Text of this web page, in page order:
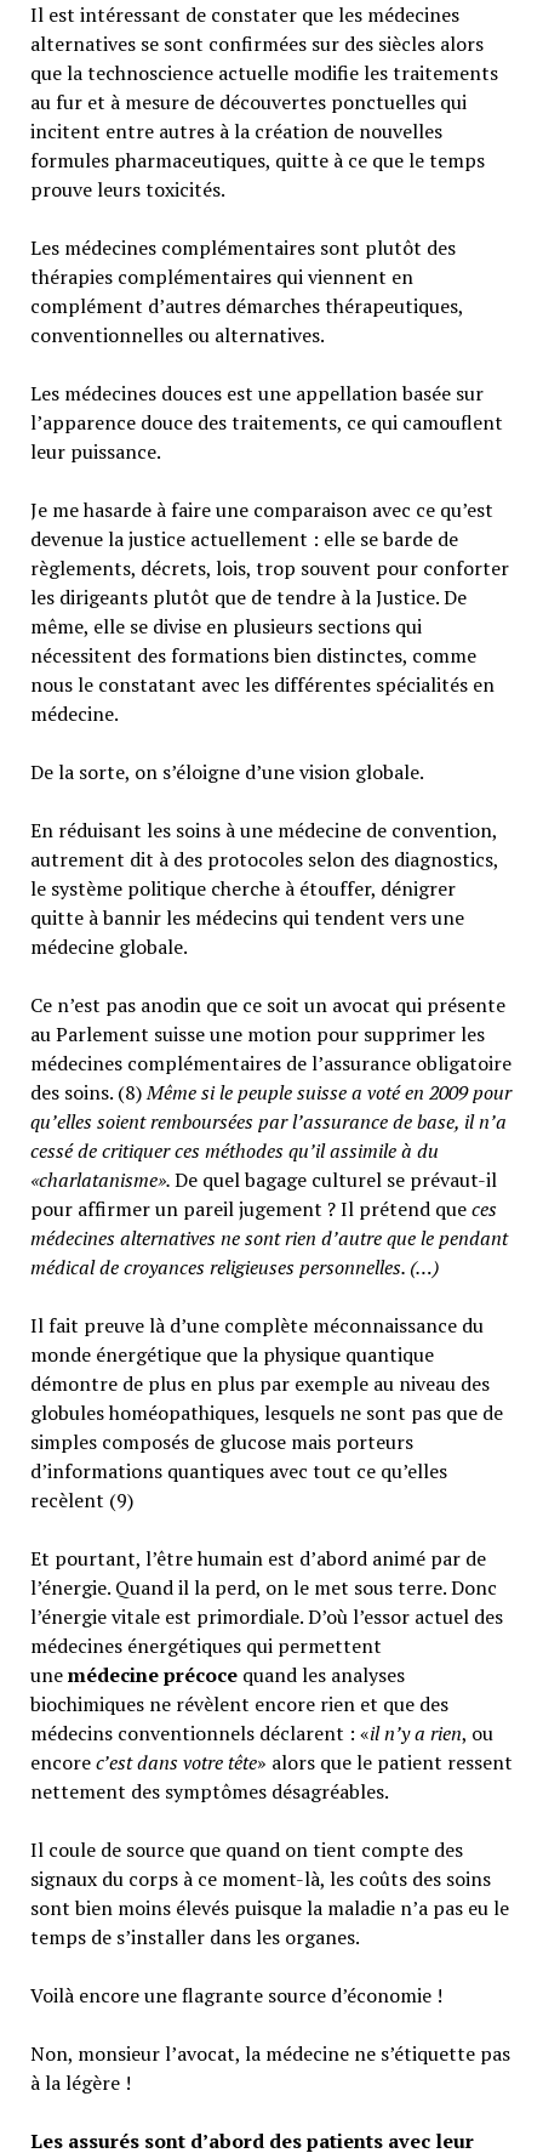
Il est intéressant de constater que les médecines
alternatives se sont confirmées sur des siècles alors
que la technoscience actuelle modifie les traitements
au fur et à mesure de découvertes ponctuelles qui
incitent entre autres à la création de nouvelles
formules pharmaceutiques, quitte à ce que le temps
prouve leurs toxicités.
Les médecines complémentaires sont plutôt des
thérapies complémentaires qui viennent en
complément d’autres démarches thérapeutiques,
conventionnelles ou alternatives.
Les médecines douces est une appellation basée sur
l’apparence douce des traitements, ce qui camouflent
leur puissance.
Je me hasarde à faire une comparaison avec ce qu’est
devenue la justice actuellement : elle se barde de
règlements, décrets, lois, trop souvent pour conforter
les dirigeants plutôt que de tendre à la Justice. De
même, elle se divise en plusieurs sections qui
nécessitent des formations bien distinctes, comme
nous le constatant avec les différentes spécialités en
médecine.
De la sorte, on s’éloigne d’une vision globale.
En réduisant les soins à une médecine de convention,
autrement dit à des protocoles selon des diagnostics,
le système politique cherche à étouffer, dénigrer
quitte à bannir les médecins qui tendent vers une
médecine globale.
Ce n’est pas anodin que ce soit un avocat qui présente
au Parlement suisse une motion pour supprimer les
médecines complémentaires de l’assurance obligatoire
des soins. (8)Même si le peuple suisse a voté en 2009 pour
qu’elles soient remboursées par l’assurance de base, il n’a
cessé de critiquer ces méthodes qu’il assimile à du
«charlatanisme».De quel bagage culturel se prévaut-il
pour affirmer un pareil jugement ? Il prétend queces
médecines alternatives ne sont rien d’autre que le pendant
médical de croyances religieuses personnelles. (…)
Il fait preuve là d’une complète méconnaissance du
monde énergétique que la physique quantique
démontre de plus en plus par exemple au niveau des
globules homéopathiques, lesquels ne sont pas que de
simples composés de glucose mais porteurs
d’informations quantiques avec tout ce qu’elles
recèlent (9)
Et pourtant, l’être humain est d’abord animé par de
l’énergie. Quand il la perd, on le met sous terre. Donc
l’énergie vitale est primordiale. D’où l’essor actuel des
médecines énergétiques qui permettent
unemédecine précoce quand les analyses
biochimiques ne révèlent encore rien et que des
médecins conventionnels déclarent : «il n’y a rien, ou
encorec’est dans votre tête» alors que le patient ressent
nettement des symptômes désagréables.
Il coule de source que quand on tient compte des
signaux du corps à ce moment-là, les coûts des soins
sont bien moins élevés puisque la maladie n’a pas eu le
temps de s’installer dans les organes.
Voilà encore une flagrante source d’économie !
Non, monsieur l’avocat, la médecine ne s’étiquette pas
à la légère !
Les assurés sont d’abord des patients avec leur